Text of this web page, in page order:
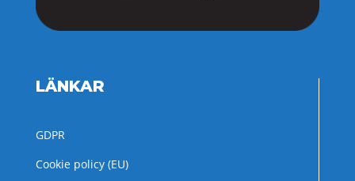
LÄNKAR
GDPR
Cookie policy (EU)